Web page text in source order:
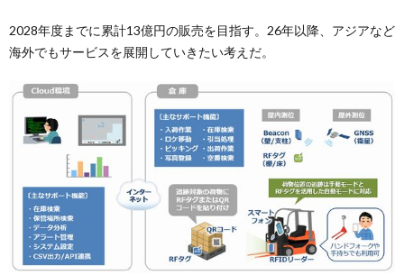
2028年度までに累計13億円の販売を目指す。26年以降、アジアなど
海外でもサービスを展開していきたい考えだ。